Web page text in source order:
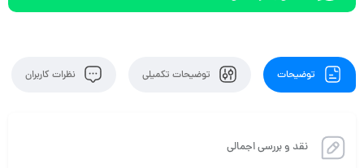
جنس هیتسینک: فلزی
فرمت های تصویری: RMVB / RM / FLV / 3GP / MPEG / DIVX / XVID / DAT /
VOB / AVI / MP4 / MP5
کارپلی: مانیتور های رام 2 حافظه 32 به بالا قابلیت کارپلی دارند
گارانتی
توضیحات توضیحات تکمیلی نظرات کاربران
نقد و بررسی اجمالی